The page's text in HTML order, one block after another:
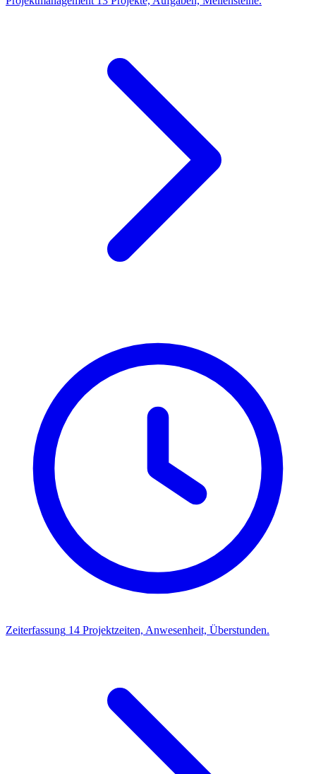
Zeiterfassung 14 Projektzeiten, Anwesenheit, Überstunden.